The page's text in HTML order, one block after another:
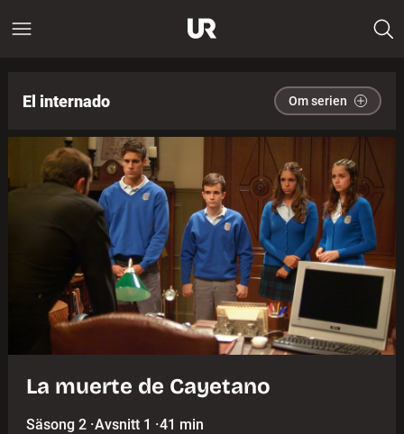
El internado Om serien
La muerte de Cayetano
Säsong 2 ·Avsnitt 1 ·41 min